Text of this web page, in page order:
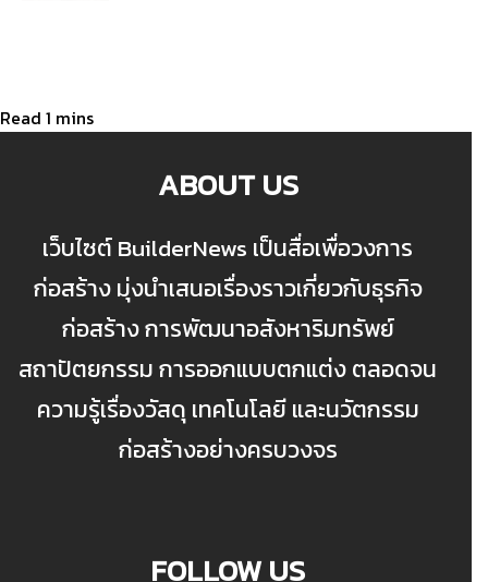
ABOUT US
เว็บไซต์ BuilderNews เป็นสื่อเพื่อวงการ
ก่อสร้าง มุ่งนำเสนอเรื่องราวเกี่ยวกับธุรกิจ
ก่อสร้าง การพัฒนาอสังหาริมทรัพย์
สถาปัตยกรรม การออกแบบตกแต่ง ตลอดจน
ความรู้เรื่องวัสดุ เทคโนโลยี และนวัตกรรม
ก่อสร้างอย่างครบวงจร
FOLLOW US